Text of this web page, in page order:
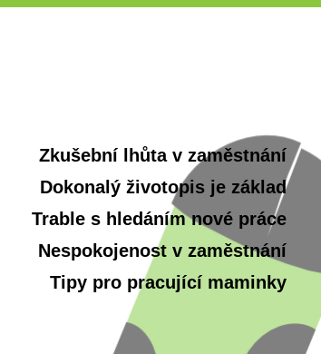
Zkušební lhůta v zaměstnání
Dokonalý životopis je základ
Trable s hledáním nové práce
Nespokojenost v zaměstnání
Tipy pro pracující maminky